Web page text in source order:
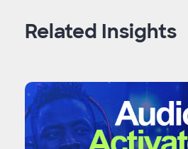
Related Insights